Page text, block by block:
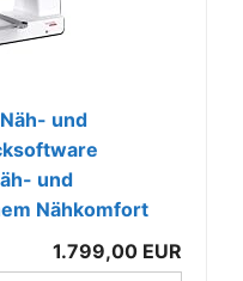
und
und
Nähkomfort
1.799,00 EUR